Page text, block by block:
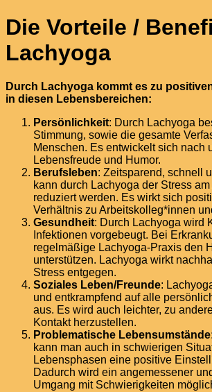
Die Vorteile /
Lachyoga
Durch Lachyoga kommt es zu
in diesen Lebensbereichen:
Persönlichkeit: Durch Lachyoga
Stimmung, sowie die gesamte
Menschen. Es entwickelt sich nach
Lebensfreude und Humor.
Berufsleben: Zeitsparend, schnell
kann durch Lachyoga der Stress
reduziert werden. Es wirkt sich
Verhältnis zu Arbeitskolleg*innen
Gesundheit: Durch Lachyoga wird
Infektionen vorgebeugt. Bei
regelmäßige Lachyoga-Praxis den
unterstützen. Lachyoga wirkt
Stress entgegen.
Soziales Leben/Freunde:
und entkrampfend auf alle
aus. Es wird auch leichter, zu
Kontakt herzustellen.
Problematische Lebensumstände
kann man auch in schwierigen
Lebensphasen eine positive
Dadurch wird ein angemessener
Umgang mit Schwierigkeiten